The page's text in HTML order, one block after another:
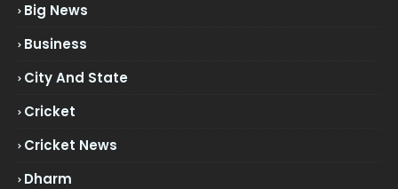
Big News
Business
City And State
Cricket
Cricket News
Dharm